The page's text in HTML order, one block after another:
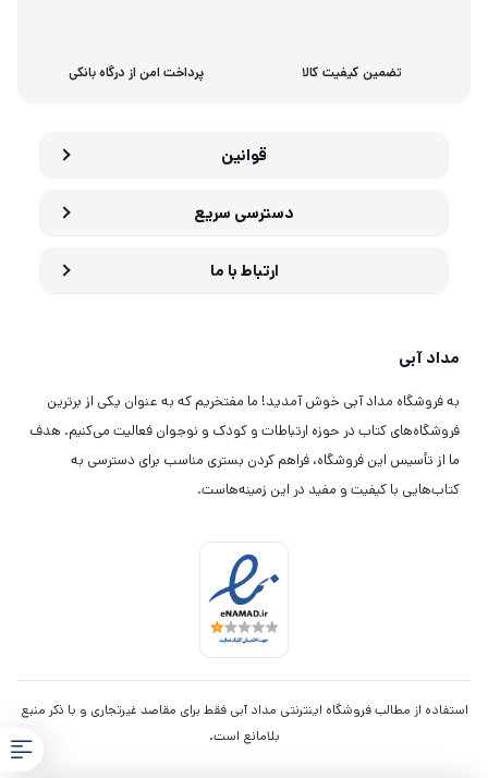
تضمین کیفیت کالا پرداخت امن از درگاه بانکی
قوانین
دسترسی سریع
ارتباط با ما
مداد آبی
به فروشگاه مداد آبی خوش آمدید! ما مفتخریم که به عنوان یکی از برترین
فروشگاه‌های کتاب در حوزه ارتباطات و کودک و نوجوان فعالیت می‌کنیم. هدف
ما از تأسیس این فروشگاه، فراهم کردن بستری مناسب برای دسترسی به
کتاب‌هایی با کیفیت و مفید در این زمینه‌هاست.
استفاده از مطالب فروشگاه اینترنتی مداد آبی فقط برای مقاصد غیرتجاری و با ذکر منبع
بلامانع است.